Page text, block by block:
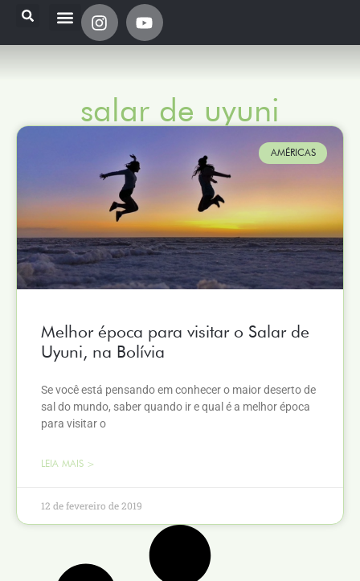
salar de uyuni
AMÉRICAS
Melhor época para visitar o Salar de
Uyuni, na Bolívia
Se você está pensando em conhecer o maior deserto de
sal do mundo, saber quando ir e qual é a melhor época
para visitar o
LEIA MAIS >
12 de fevereiro de 2019